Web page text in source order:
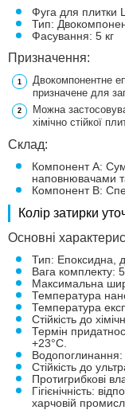
Фуга для плитки
Тип:
Фасування: 5 кг
Призначення:
Двокомпонентне
призначене для
Можна
хімічно стійкої
Склад:
Компонент А:
наповнювачами
Компонент В:
Колір затирки
Основні
Тип: Епоксидна,
Вага комплекту:
Максимальна
Температура
Температура
Стійкість до
Термін
+23°С.
Водопоглинання:
Стійкість до
Протигрибкові
Гігієнічність:
харчовій